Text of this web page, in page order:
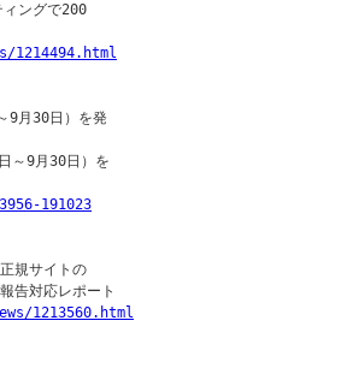
ィングで200
9月30日）を発
～9月30日）を
191023
規サイトの
告対応レポート
1213560.html